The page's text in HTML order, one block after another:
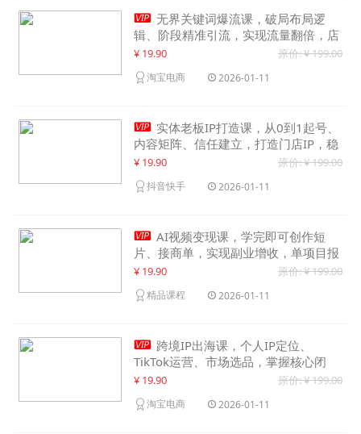
 无界关键词爆流课，破局布局逻
辑、阶段精准引流，实现流量翻倍，店
铺业绩增长50%+
¥ 19.90 原价: ¥ 199.00
淘宝电商 2026-01-11
 实体老板IP打造课，从0到1起号、
内容矩阵、信任建立，打造门店IP，稳
定获客增收
¥ 19.90 原价: ¥ 199.00
抖音快手 2026-01-11
 AI视频变现课，学完即可创作短
片、接商单，实现副业增收，单项目报
价可达千元
¥ 19.90 原价: ¥ 199.00
精品课程 2026-01-11
 跨境IP出海课，个人IP定位、
TikTok运营、市场选品，掌握核心闭
环，实现月入1万美金+
¥ 19.90 原价: ¥ 199.00
淘宝电商 2026-01-11